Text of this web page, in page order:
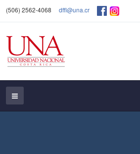
(506) 2562-4068 dffl@una.cr